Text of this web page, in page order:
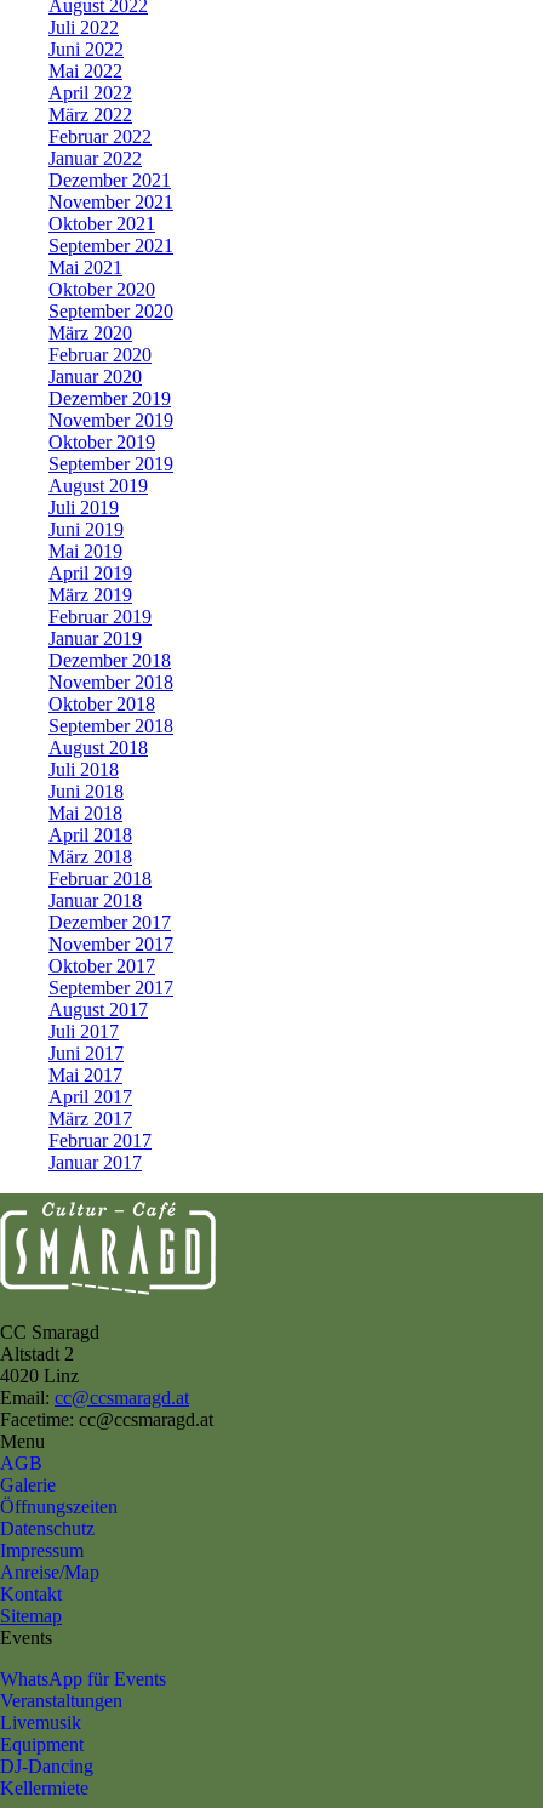
August 2022
Juli 2022
Juni 2022
Mai 2022
April 2022
März 2022
Februar 2022
Januar 2022
Dezember 2021
November 2021
Oktober 2021
September 2021
Mai 2021
Oktober 2020
September 2020
März 2020
Februar 2020
Januar 2020
Dezember 2019
November 2019
Oktober 2019
September 2019
August 2019
Juli 2019
Juni 2019
Mai 2019
April 2019
März 2019
Februar 2019
Januar 2019
Dezember 2018
November 2018
Oktober 2018
September 2018
August 2018
Juli 2018
Juni 2018
Mai 2018
April 2018
März 2018
Februar 2018
Januar 2018
Dezember 2017
November 2017
Oktober 2017
September 2017
August 2017
Juli 2017
Juni 2017
Mai 2017
April 2017
März 2017
Februar 2017
Januar 2017
CC Smaragd
Altstadt 2
4020 Linz
Email: cc@ccsmaragd.at
Facetime: cc@ccsmaragd.at
Menu
AGB
Galerie
Öffnungszeiten
Datenschutz
Impressum
Anreise/Map
Kontakt
Sitemap
Events
WhatsApp für Events
Veranstaltungen
Livemusik
Equipment
DJ-Dancing
Kellermiete